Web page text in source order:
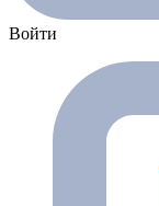
Войти